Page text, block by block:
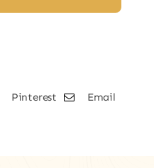
Pinterest Email